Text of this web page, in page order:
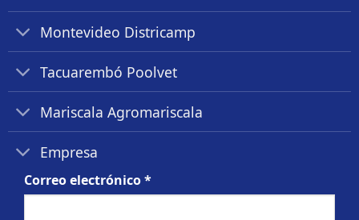
Montevideo Districamp
Tacuarembó Poolvet
Mariscala Agromariscala
Empresa
Correo electrónico*